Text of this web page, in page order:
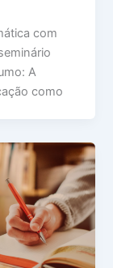
com
A
como